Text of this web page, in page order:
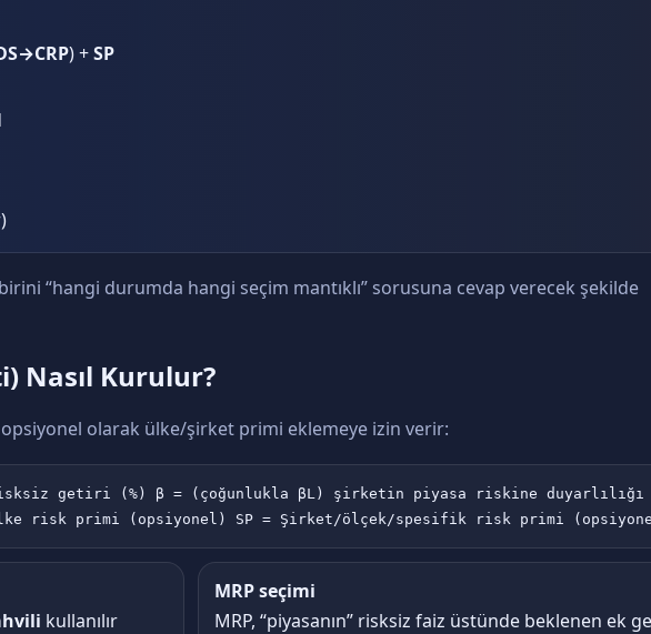
) +SP
“hangi durumda hangi seçim mantıklı” sorusuna cevap verecek şekilde
Nasıl Kurulur?
opsiyonel olarak ülke/şirket primi eklemeye izin verir:
Risksiz getiri (%) β = (çoğunlukla βL) şirketin piyasa riskine duyarlılığı
risk primi (opsiyonel) SP = Şirket/ölçek/spesifik risk primi
kullanılır
MRP seçimi
MRP, “piyasanın” risksiz faiz üstünde beklenen ek